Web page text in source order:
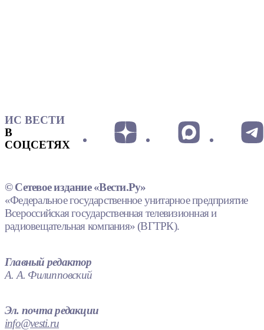
ИС ВЕСТИ
В
СОЦСЕТЯХ
© Сетевое издание «Вести.Ру»
«Федеральное государственное унитарное предприятие
Всероссийская государственная телевизионная и
радиовещательная компания» (ВГТРК).
Главный редактор
А. А. Филипповский
Эл. почта редакции
info@vesti.ru